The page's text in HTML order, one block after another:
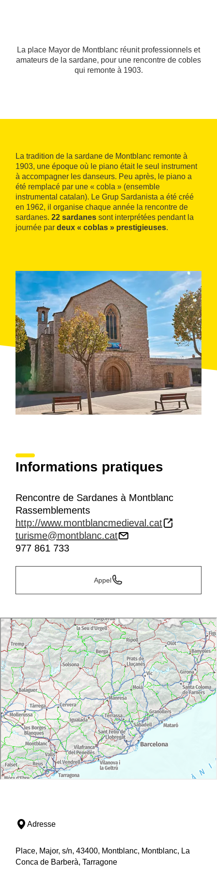
La place Mayor de Montblanc réunit professionnels et
amateurs de la sardane, pour une rencontre de cobles
qui remonte à 1903.
La tradition de la sardane de Montblanc remonte à
1903, une époque où le piano était le seul instrument
à accompagner les danseurs. Peu après, le piano a
été remplacé par une « cobla » (ensemble
instrumental catalan). Le Grup Sardanista a été créé
en 1962, il organise chaque année la rencontre de
sardanes. 22 sardanes sont interprétées pendant la
journée par deux « coblas » prestigieuses.
Informations pratiques
Rencontre de Sardanes à Montblanc
Rassemblements
http://www.montblancmedieval.cat
turisme@montblanc.cat
977 861 733
Appel
Adresse
Place, Major, s/n, 43400, Montblanc, Montblanc, La
Conca de Barberà, Tarragone